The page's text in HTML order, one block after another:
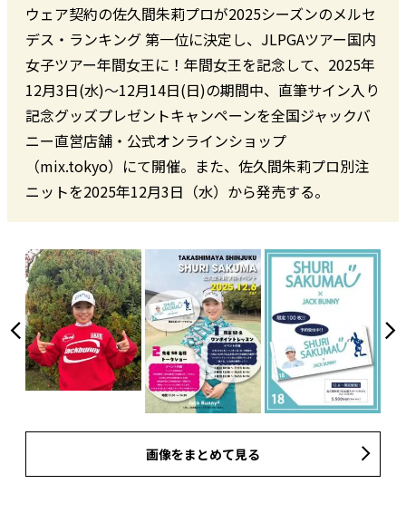
ウェア契約の佐久間朱莉プロが2025シーズンのメルセ
デス・ランキング 第一位に決定し、JLPGAツアー国内
女子ツアー年間女王に！年間女王を記念して、2025年
12月3日(水)～12月14日(日)の期間中、直筆サイン入り
記念グッズプレゼントキャンペーンを全国ジャックバ
ニー直営店舗・公式オンラインショップ
（mix.tokyo）にて開催。また、佐久間朱莉プロ別注
ニットを2025年12月3日（水）から発売する。
画像をまとめて見る